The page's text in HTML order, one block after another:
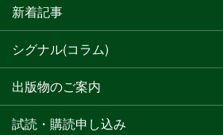
新着記事
シグナル(コラム)
出版物のご案内
試読・購読申し込み